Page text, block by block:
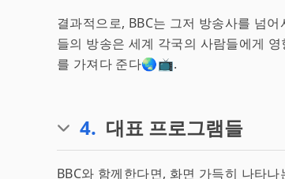
결과적으로, BBC는 그저 방송사를 넘
들의 방송은 세계 각국의 사람들에게
를 가져다 준다🌏📺.
4. 대표 프로그램들
BBC와 함께한다면, 화면 가득히 나타